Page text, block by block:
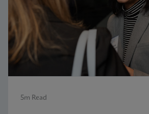
5m Read